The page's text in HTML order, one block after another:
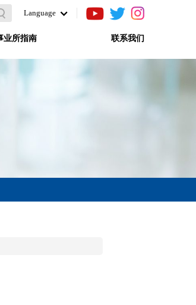
Language
业所指南 联系我们